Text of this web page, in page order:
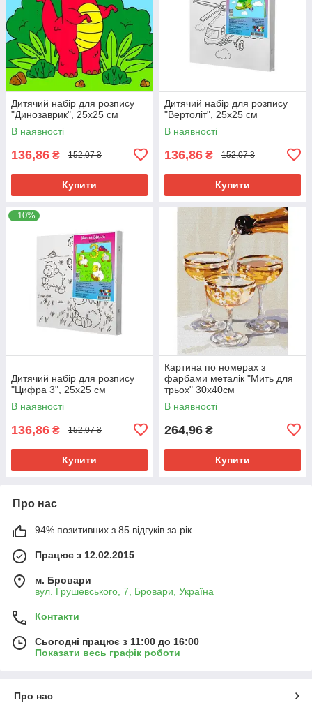
Дитячий набір для розпису
"Динозаврик", 25х25 см
В наявності
136,86 ₴ 152,07 ₴
Купити
Дитячий набір для розпису
"Вертоліт", 25х25 см
В наявності
136,86 ₴ 152,07 ₴
Купити
–10%
Дитячий набір для розпису
"Цифра 3", 25х25 см
В наявності
136,86 ₴ 152,07 ₴
Купити
Картина по номерах з
фарбами металік "Мить для
трьох" 30х40см
В наявності
264,96 ₴
Купити
Про нас
94% позитивних з 85 відгуків за рік
Працює з 12.02.2015
м. Бровари
вул. Грушевського, 7, Бровари, Україна
Контакти
Сьогодні працює з 11:00 до 16:00
Показати весь графік роботи
Про нас